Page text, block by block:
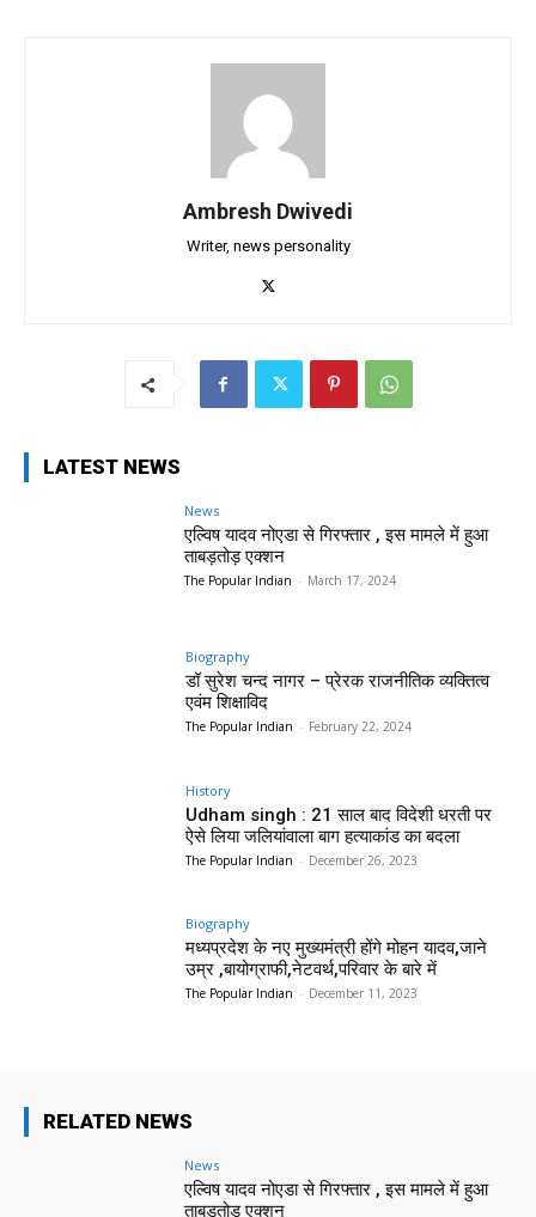
Ambresh Dwivedi
Writer, news personality
LATEST NEWS
News
एल्विष यादव नोएडा से गिरफ्तार , इस मामले में हुआ
ताबड़तोड़ एक्शन
The Popular Indian - March 17, 2024
Biography
डॉ सुरेश चन्द नागर – प्रेरक राजनीतिक व्यक्तित्व
एवंम शिक्षाविद
The Popular Indian - February 22, 2024
History
Udham singh : 21 साल बाद विदेशी धरती पर
ऐसे लिया जलियांवाला बाग हत्याकांड का बदला
The Popular Indian - December 26, 2023
Biography
मध्यप्रदेश के नए मुख्यमंत्री होंगे मोहन यादव,जाने
उम्र ,बायोग्राफी,नेटवर्थ,परिवार के बारे में
The Popular Indian - December 11, 2023
RELATED NEWS
News
एल्विष यादव नोएडा से गिरफ्तार , इस मामले में हुआ
ताबड़तोड़ एक्शन